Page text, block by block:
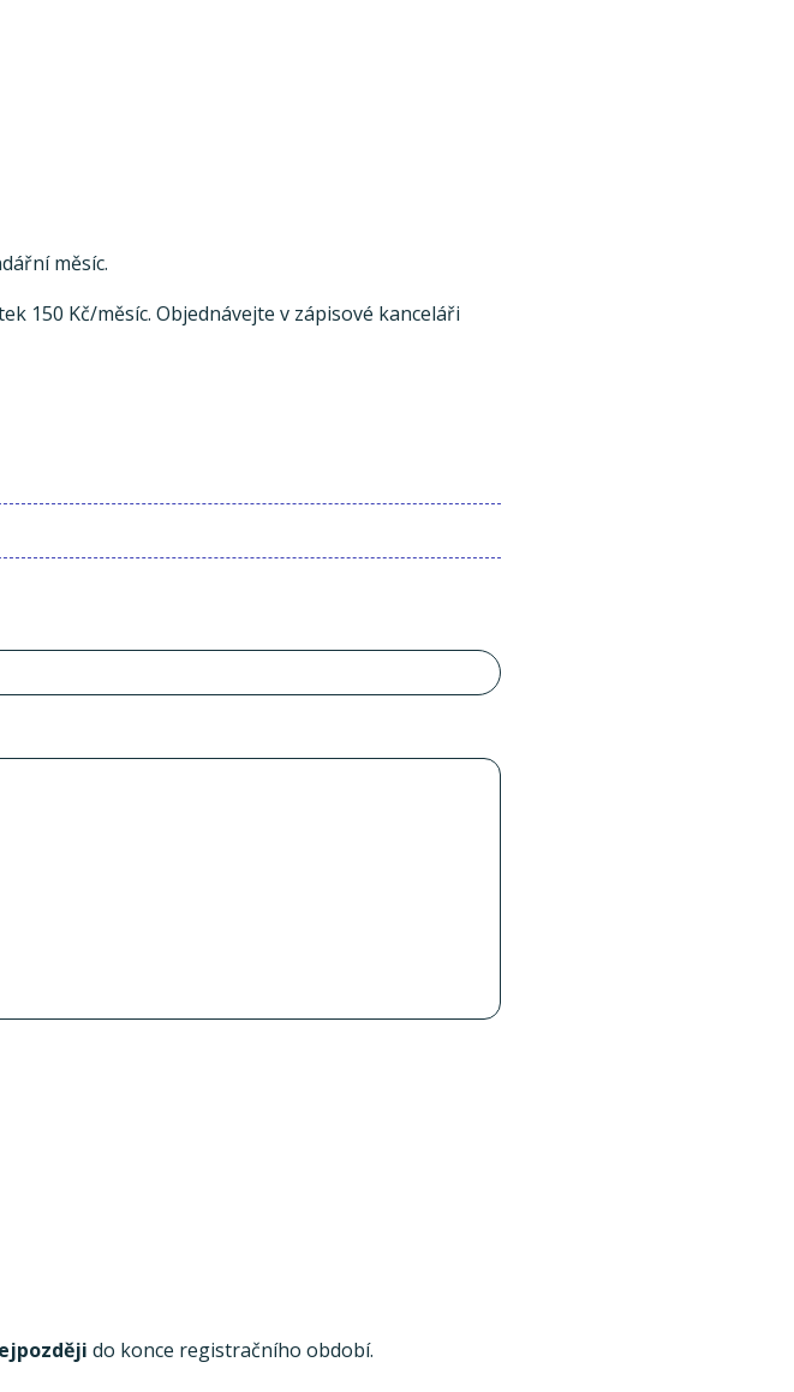
měsíc.
150 Kč/měsíc. Objednávejte v zápisové kanceláři
do konce registračního období.